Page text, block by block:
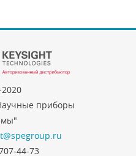
приборы
44-73